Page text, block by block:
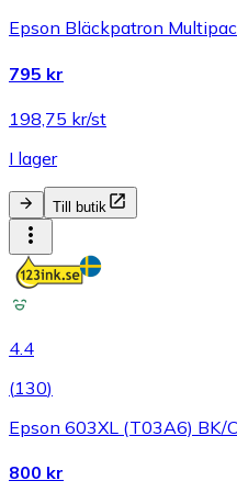
Epson Bläckpatron
795 kr
198,75 kr/st
I lager
Till butik
4.4
(130)
Epson 603XL (T03A6) BK/
800 kr